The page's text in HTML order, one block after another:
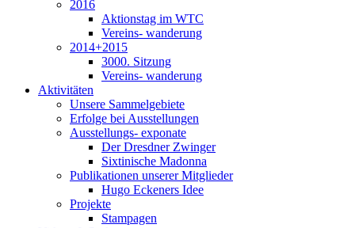
2016
Aktionstag im WTC
Vereins- wanderung
2014+2015
3000. Sitzung
Vereins- wanderung
Aktivitäten
Unsere Sammelgebiete
Erfolge bei Ausstellungen
Ausstellungs- exponate
Der Dresdner Zwinger
Sixtinische Madonna
Publikationen unserer Mitglieder
Hugo Eckeners Idee
Projekte
Stampagen